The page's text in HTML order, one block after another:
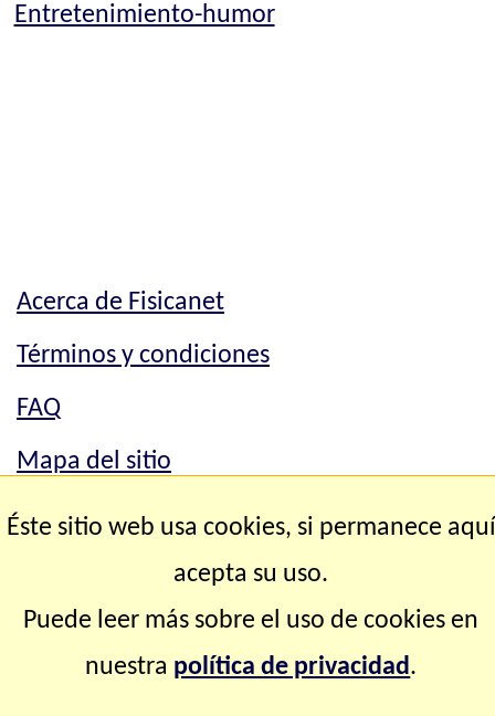
Entretenimiento-humor
Acerca de Fisicanet
Términos y condiciones
FAQ
Mapa del sitio
Mapa del sitio
Copyright © 2.000-2.028 Fisicanet ® Todos los
Éste sitio web usa cookies, si permanece aquí
acepta su uso.
Puede leer más sobre el uso de cookies en
nuestra política de privacidad.